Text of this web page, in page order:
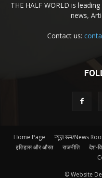
THE HALF WORLD is
news,
Contact us:
Home Page न्यूज़ रूम/News
इतिहास और औरत
राजनीति देश-
© Website